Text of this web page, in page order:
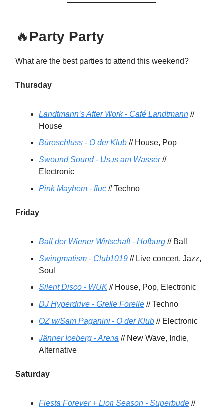
🔥Party Party
What are the best parties to attend this weekend?
Thursday
Landtmann’s After Work - Café Landtmann //
House
Büroschluss - O der Klub // House, Pop
Swound Sound - Usus am Wasser//
Electronic
Pink Mayhem - fluc // Techno
Friday
Ball der Wiener Wirtschaft - Hofburg // Ball
Swingmatism - Club1019 // Live concert, Jazz,
Soul
Silent Disco - WUK // House, Pop, Electronic
DJ Hyperdrive - Grelle Forelle // Techno
OZ w/Sam Paganini - O der Klub // Electronic
Jänner Iceberg - Arena // New Wave, Indie,
Alternative
Saturday
Fiesta Forever + Lion Season - Superbude //